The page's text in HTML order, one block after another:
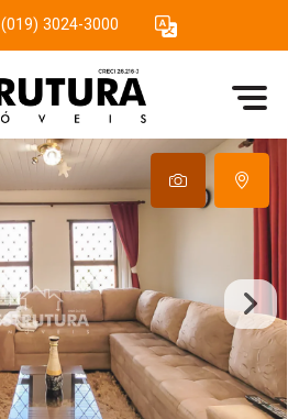
(019) 3024-3000